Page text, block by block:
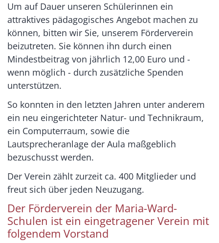
Um auf Dauer unseren Schülerinnen ein
attraktives pädagogisches Angebot machen zu
können, bitten wir Sie, unserem Förderverein
beizutreten. Sie können ihn durch einen
Mindestbeitrag von jährlich 12,00 Euro und -
wenn möglich - durch zusätzliche Spenden
unterstützen.
So konnten in den letzten Jahren unter anderem
ein neu eingerichteter Natur- und Technikraum,
ein Computerraum, sowie die
Lautsprecheranlage der Aula maßgeblich
bezuschusst werden.
Der Verein zählt zurzeit ca. 400 Mitglieder und
freut sich über jeden Neuzugang.
Der Förderverein der Maria-Ward-
Schulen ist ein eingetragener Verein mit
folgendem Vorstand